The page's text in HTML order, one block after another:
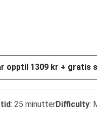
opptil 1309 kr + gratis
: 25 minutterDifficulty: